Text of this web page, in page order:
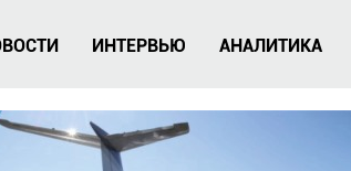
ИНТЕРВЬЮ АНАЛИТИКА